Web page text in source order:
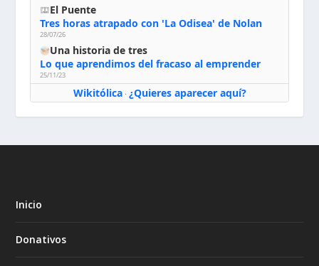
El Puente
Tres horas atrapado con 'La Odisea' de Nolan
28/07/26
Una historia de tres
Lo que aprendimos del fracaso al emprender
25/11/23
Wikitólica· ¿Quieres aparecer aquí?
Inicio
Donativos